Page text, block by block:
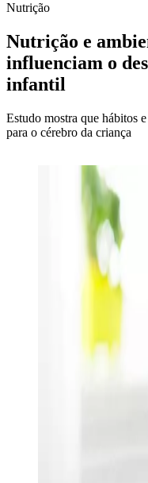
Nutrição
Nutrição e
influenciam o
infantil
Estudo mostra que hábitos
para o cérebro da criança